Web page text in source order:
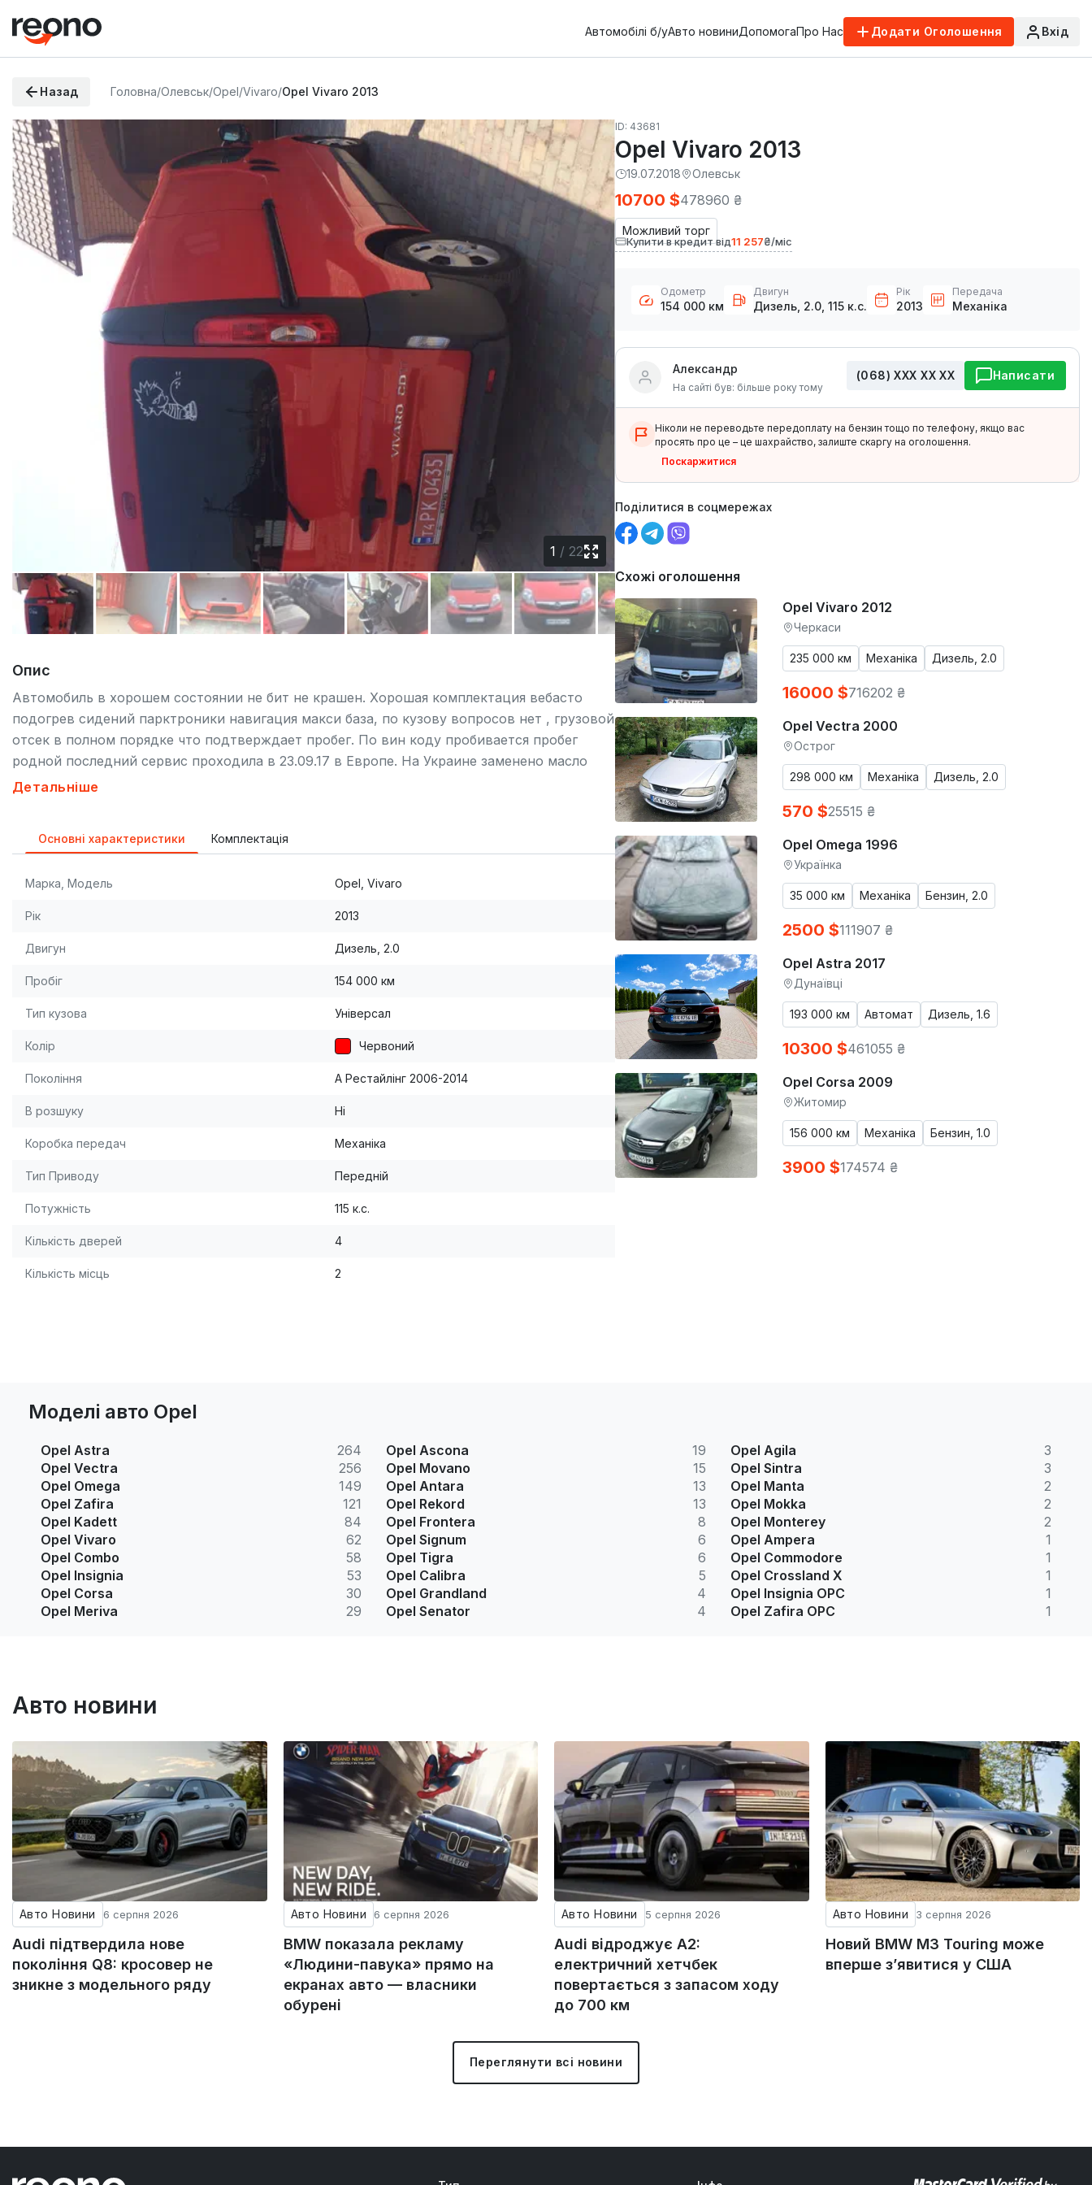
Автомобілі б/уАвто новиниДопомогаПро Нас Додати Оголошення Вхід
Назад Головна/Олевськ/Opel/Vivaro/Opel Vivaro 2013
1 /22
Опис
Автомобиль в хорошем состоянии не бит не крашен. Хорошая комплектация вебасто
подогрев сидений парктроники навигация макси база, по кузову вопросов нет , грузовой
отсек в полном порядке что подтверждает пробег. По вин коду пробивается пробег
родной последний сервис проходила в 23.09.17 в Европе. На Украине заменено масло
фильта. Машина на продажу не готовилась состояние идеальное. В Европе машина была
Детальніше
Основні характеристики Комплектація
Марка, Модель Opel, Vivaro
Рік 2013
Двигун Дизель, 2.0
Пробіг 154 000 км
Тип кузова Універсал
Колір Червоний
Покоління A Рестайлінг 2006-2014
В розшуку Ні
Коробка передач Механіка
Тип Приводу Передній
Потужність 115 к.с.
Кількість дверей 4
Кількість місць 2
ID: 43681
Opel Vivaro 2013
19.07.2018 Олевськ
Можливий торг
10700 $478960 ₴
Купити в кредит від11 257₴/міс
Одометр
154 000 км
Двигун
Дизель, 2.0, 115 к.с.
Рік
2013
Передача
Механіка
Александр
На сайті був: більше року тому
(068) ХХХ ХХ ХХ Написати
Ніколи не переводьте передоплату на бензин тощо по телефону, якщо вас
просять про це – це шахрайство, залиште скаргу на оголошення.
Поскаржитися
Поділитися в соцмережах
Схожі оголошення
Opel Vivaro 2012
Черкаси
235 000 км Механіка Дизель, 2.0
16000 $716202 ₴
Opel Vectra 2000
Острог
298 000 км Механіка Дизель, 2.0
570 $25515 ₴
Opel Omega 1996
Українка
35 000 км Механіка Бензин, 2.0
2500 $111907 ₴
Opel Astra 2017
Дунаївці
193 000 км Автомат Дизель, 1.6
10300 $461055 ₴
Opel Corsa 2009
Житомир
156 000 км Механіка Бензин, 1.0
3900 $174574 ₴
Моделі авто Opel
Opel Astra
264
Opel Vectra
256
Opel Omega
149
Opel Zafira
121
Opel Kadett
84
Opel Vivaro
62
Opel Combo
58
Opel Insignia
53
Opel Corsa
30
Opel Meriva
29
Opel Ascona
19
Opel Movano
15
Opel Antara
13
Opel Rekord
13
Opel Frontera
8
Opel Signum
6
Opel Tigra
6
Opel Calibra
5
Opel Grandland
4
Opel Senator
4
Opel Agila
3
Opel Sintra
3
Opel Manta
2
Opel Mokka
2
Opel Monterey
2
Opel Ampera
1
Opel Commodore
1
Opel Crossland X
1
Opel Insignia OPC
1
Opel Zafira OPC
1
Авто новини
Авто Новини 6 серпня 2026
Audi підтвердила нове
покоління Q8: кросовер не
зникне з модельного ряду
Авто Новини 6 серпня 2026
BMW показала рекламу
«Людини-павука» прямо на
екранах авто — власники
обурені
Авто Новини 5 серпня 2026
Audi відроджує A2:
електричний хетчбек
повертається з запасом ходу
до 700 км
Авто Новини 3 серпня 2026
Новий BMW M3 Touring може
вперше з’явитися у США
Переглянути всі новини